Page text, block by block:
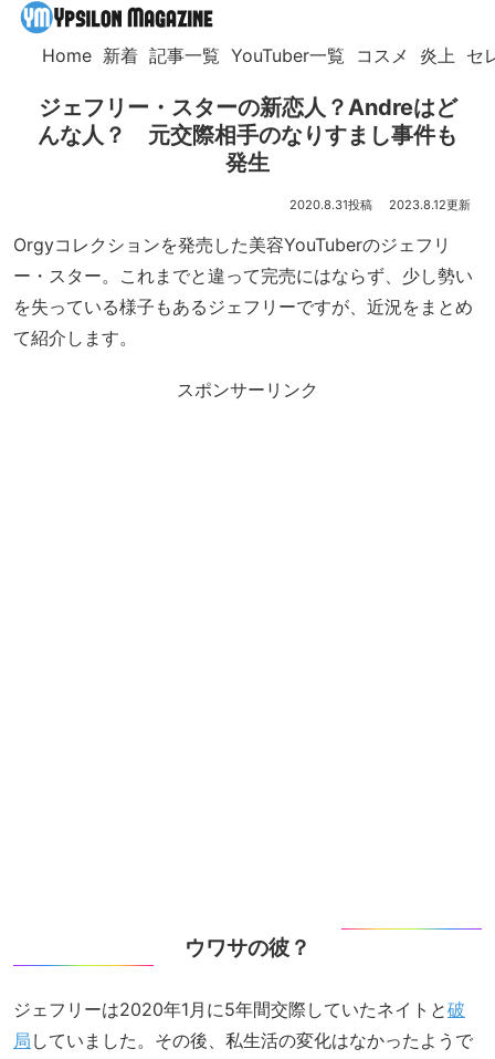
Home 新着 記事一覧 YouTuber一覧 コスメ 炎上 セ
ジェフリー・スターの新恋人？Andreはど
んな人？ 元交際相手のなりすまし事件も
発生
2020.8.31 2023.8.12
Orgyコレクションを発売した美容YouTuberのジェフリ
ー・スター。これまでと違って完売にはならず、少し勢い
を失っている様子もあるジェフリーですが、近況をまとめ
て紹介します。
スポンサーリンク
ウワサの彼？
ジェフリーは2020年1月に5年間交際していたネイトと破
局 していました。その後、私生活の変化はなかったようで